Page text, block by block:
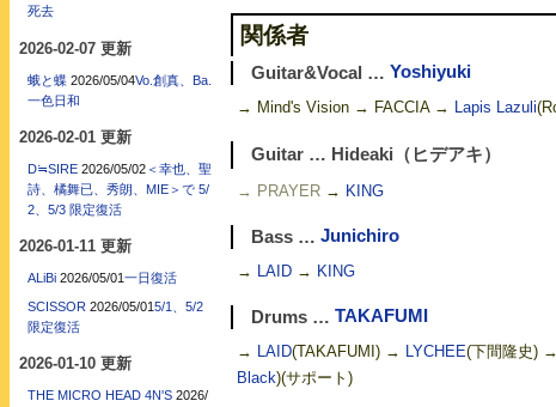
関係者
Guitar&Vocal … Yoshiyuki
→ Mind's Vision → FACCIA → Lapis Lazuli
Guitar … Hideaki（ヒデアキ）
→ PRAYER→ KING
Bass … Junichiro
→ LAID→ KING
Drums … TAKAFUMI
→ LAID(TAKAFUMI) → LYCHEE(下間隆史) →
Black)(サポート)
死去
2026-02-07 更新
蛾と蝶 2026/05/04Vo.創真、Ba.
一色日和
2026-02-01 更新
D≒SIRE 2026/05/02＜幸也、聖
詩、橘舞已、秀朗、MIE＞で 5/
2、5/3 限定復活
2026-01-11 更新
ALiBi 2026/05/01一日復活
SCISSOR 2026/05/015/1、5/2
限定復活
2026-01-10 更新
THE MICRO HEAD 4N'S 2026/